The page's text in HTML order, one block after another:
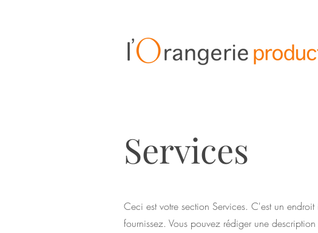
Services
Ceci est votre section Services. C'est un
fournissez. Vous pouvez rédiger une